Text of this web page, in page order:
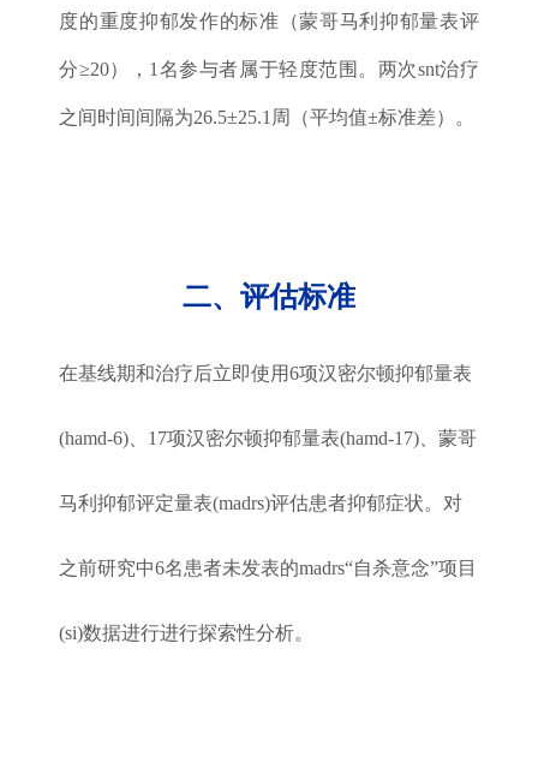
度的重度抑郁发作的标准（蒙哥马利抑郁量表评
分≥20），1名参与者属于轻度范围。两次snt治疗
之间时间间隔为26.5±25.1周（平均值±标准差）。
二、评估标准
在基线期和治疗后立即使用6项汉密尔顿抑郁量表
(hamd-6)、17项汉密尔顿抑郁量表(hamd-17)、蒙哥
马利抑郁评定量表(madrs)评估患者抑郁症状。对
之前研究中6名患者未发表的madrs“自杀意念”项目
(si)数据进行进行探索性分析。